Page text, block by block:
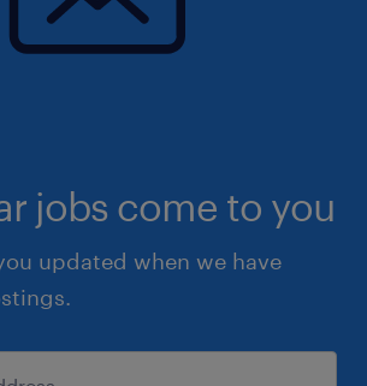
jobs come to you
updated when we have